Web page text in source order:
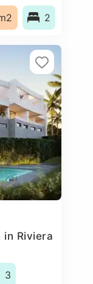
2
in Riviera
3